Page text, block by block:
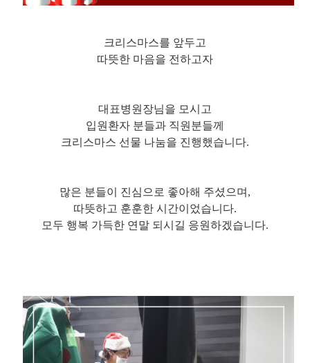
크리스마스를 앞두고
따뜻한 마음을 전하고자
대표병원장님을 모시고
입원환자 분들과 직원분들께
크리스마스 선물 나눔을 진행했습니다.
많은 분들이 진심으로 좋아해 주셨으며,
따뜻하고 훈훈한 시간이었습니다.
모두 행복 가득한 연말 되시길 응원하겠습니다.